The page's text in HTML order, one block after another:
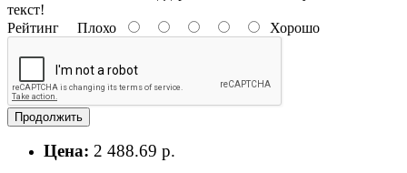
текст!
Рейтинг Плохо Хорошо
Продолжить
Цена: 2 488.69 р.